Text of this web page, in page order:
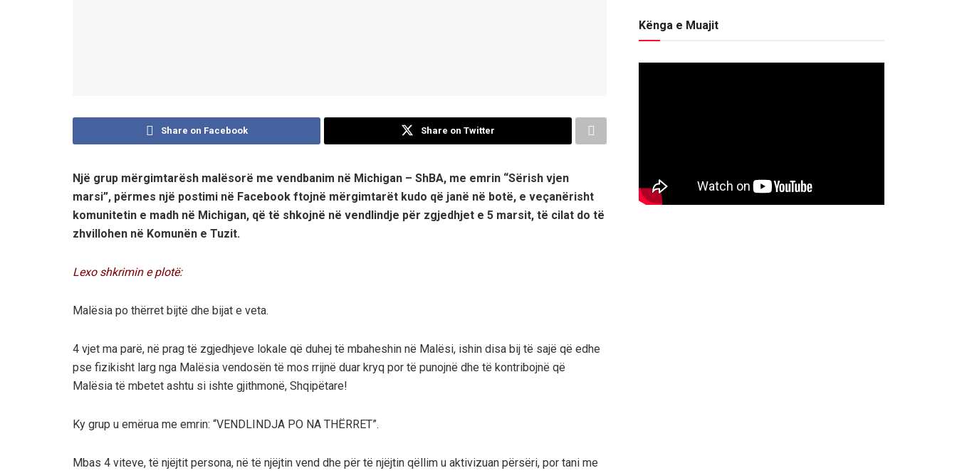
Share on Facebook Share on Twitter
Një grup mërgimtarësh malësorë me vendbanim në Michigan – ShBA, me emrin “Sërish vjen
marsi”, përmes një postimi në Facebook ftojnë mërgimtarët kudo që janë në botë, e veçanërisht
komunitetin e madh në Michigan, që të shkojnë në vendlindje për zgjedhjet e 5 marsit, të cilat do të
zhvillohen në Komunën e Tuzit.
Lexo shkrimin e plotë:
Malësia po thërret bijtë dhe bijat e veta.
4 vjet ma parë, në prag të zgjedhjeve lokale që duhej të mbaheshin në Malësi, ishin disa bij të sajë që edhe
pse fizikisht larg nga Malësia vendosën të mos rrijnë duar kryq por të punojnë dhe të kontribojnë që
Malësia të mbetet ashtu si ishte gjithmonë, Shqipëtare!
Ky grup u emërua me emrin: “VENDLINDJA PO NA THËRRET”.
Mbas 4 viteve, të njëjtit persona, në të njëjtin vend dhe për të njëjtin qëllim u aktivizuan përsëri, por tani me
Kënga e Muajit